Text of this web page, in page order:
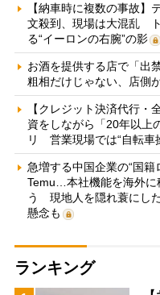
【納車時に複数の事故】
文殺到、現場は大混乱
る“イーロンの右腕”の影
お酒を提供する店で「出
粗相だけじゃない、店側
【クレジット決済代行・
資をしながら「20年以上
リ 営業現場では“自転車
急増する中国企業の“国
Temu…本社機能を海外に
う 現地人を隠れ蓑にし
懸念も
ランキング